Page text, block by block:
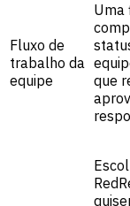
Fluxo de
trabalho da
equipe
Uma
que